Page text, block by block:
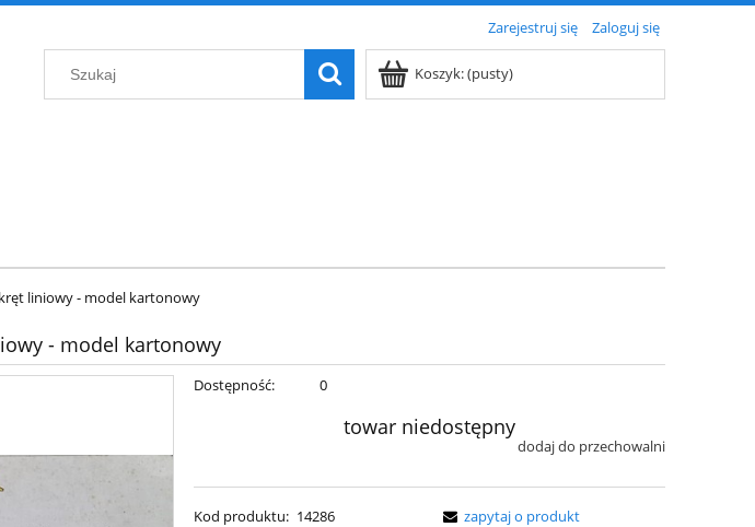
Zarejestruj się Zaloguj się
Koszyk:(pusty)
liniowy - model kartonowy
- model kartonowy
Dostępność: 0
towar niedostępny
dodaj do przechowalni
Kod produktu: 14286
zapytaj o produkt